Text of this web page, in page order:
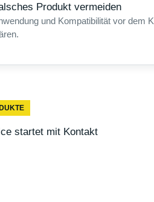
Produkt vermeiden
und Kompatibilität vor dem
startet mit Kontakt